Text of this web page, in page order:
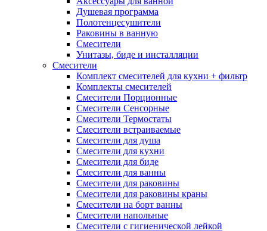
Душевая программа
Полотенцесушители
Раковины в ванную
Смесители
Унитазы, биде и инсталляции
Смесители
Комплект смесителей для кухни + фильтр
Комплекты смесителей
Смесители Порционные
Смесители Сенсорные
Смесители Термостаты
Смесители встраиваемые
Смесители для душа
Смесители для кухни
Смесители для биде
Смесители для ванны
Смесители для раковины
Смесители для раковины краны
Смесители на борт ванны
Смесители напольные
Смесители с гигиенической лейкой